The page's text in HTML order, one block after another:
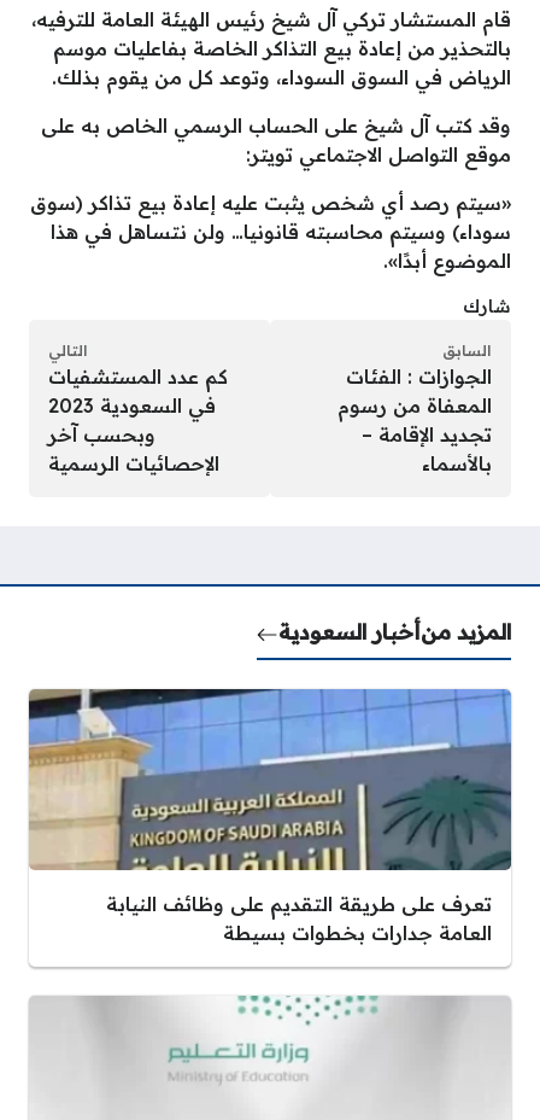
قام المستشار تركي آل شيخ رئيس الهيئة العامة للترفيه،
بالتحذير من إعادة بيع التذاكر الخاصة بفاعليات موسم
الرياض في السوق السوداء، وتوعد كل من يقوم بذلك.
وقد كتب آل شيخ على الحساب الرسمي الخاص به على
موقع التواصل الاجتماعي تويتر:
«سيتم رصد أي شخص يثبت عليه إعادة بيع تذاكر (سوق
سوداء) وسيتم محاسبته قانونيا… ولن نتساهل في هذا
الموضوع أبدًا».
شارك
السابق
الجوازات : الفئات
المعفاة من رسوم
تجديد الإقامة –
بالأسماء
التالي
كم عدد المستشفيات
في السعودية 2023
وبحسب آخر
الإحصائيات الرسمية
المزيد منأخبار السعودية
تعرف على طريقة التقديم على وظائف النيابة
العامة جدارات بخطوات بسيطة